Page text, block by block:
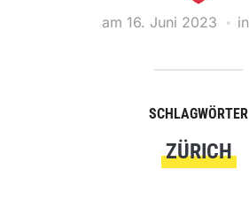
am 16. Juni 2023 in
SCHLAGWÖRTER
ZÜRICH